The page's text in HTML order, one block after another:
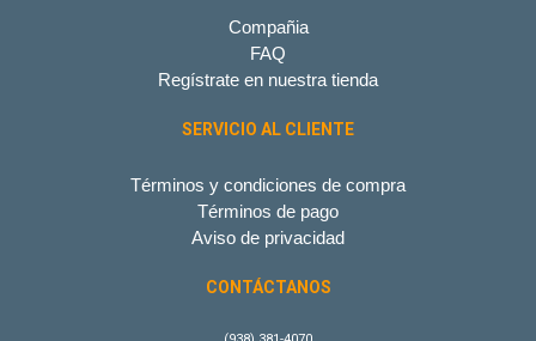
Compañia
FAQ
Regístrate en nuestra tienda
SERVICIO AL CLIENTE
Términos y condiciones de compra
Términos de pago
Aviso de privacidad
CONTÁCTANOS